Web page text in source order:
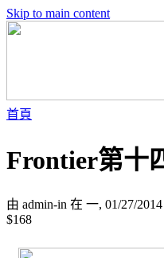
Skip to main content
首頁
Frontier第十
由 admin-in 在 一, 01/27/
$168